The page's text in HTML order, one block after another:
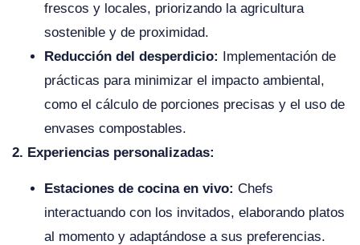
frescos y locales, priorizando la agricultura
sostenible y de proximidad.
Reducción del desperdicio:
Implementación de
prácticas para minimizar el impacto ambiental,
como el cálculo de porciones precisas y el uso de
envases compostables.
2. Experiencias personalizadas:
Estaciones de cocina en vivo: Chefs
interactuando con los invitados, elaborando platos
al momento y adaptándose a sus preferencias.